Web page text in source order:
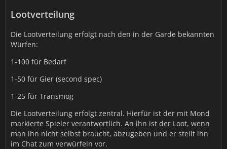
Lootverteilung
Die Lootverteilung erfolgt nach den in der Garde bekannten
Würfen:
1-100 für Bedarf
1-50 für Gier (second spec)
1-25 für Transmog
Die Lootverteilung erfolgt zentral. Hierfür ist der mit Mond
markierte Spieler verantwortlich. An ihn ist der Loot, wenn
man ihn nicht selbst braucht, abzugeben und er stellt ihn
im Chat zum verwürfeln vor.